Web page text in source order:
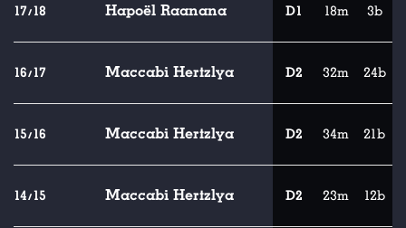
17/18 Hapoël Raanana D1 18m 3b
16/17 Maccabi Hertzlya D2 32m 24b
15/16 Maccabi Hertzlya D2 34m 21b
14/15 Maccabi Hertzlya D2 23m 12b